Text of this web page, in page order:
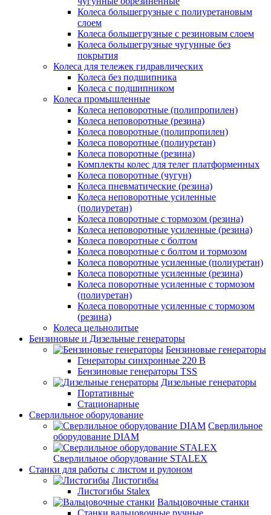
Колеса большегрузные с полиуретановым
слоем
Колеса большегрузные с резиновым слоем
Колеса большегрузные чугунные без
покрытия
Колеса для тележек гидравлических
Колеса без подшипника
Колеса с подшипником
Колеса промышленные
Колеса неповоротные (полипропилен)
Колеса неповоротные (резина)
Колеса поворотные (полипропилен)
Колеса поворотные (полиуретан)
Колеса поворотные (резина)
Комплекты колес для телег платформенных
Колеса поворотные (чугун)
Колеса пневматические (резина)
Колеса неповоротные усиленные
(полиуретан)
Колеса поворотные c тормозом (резина)
Колеса неповоротные усиленные (резина)
Колеса поворотные с болтом
Колеса поворотные с болтом и тормозом
Колеса поворотные усиленные (полиуретан)
Колеса поворотные усиленные (резина)
Колеса поворотные усиленные с тормозом
(полиуретан)
Колеса поворотные усиленные с тормозом
(резина)
Колеса цельнолитые
Бензиновые и Дизельные генераторы
Бензиновые генераторы
Генераторы синхронные 220 В
Бензиновые генераторы TSS
Дизельные генераторы
Портативные
Стационарные
Сверлильное оборудование
Сверлильное
оборудование DIAM
Сверлильное оборудование STALEX
Станки для работы с листом и рулоном
Листогибы
Листогибы Stalex
Вальцовочные станки
Станки вальцовочные ручные